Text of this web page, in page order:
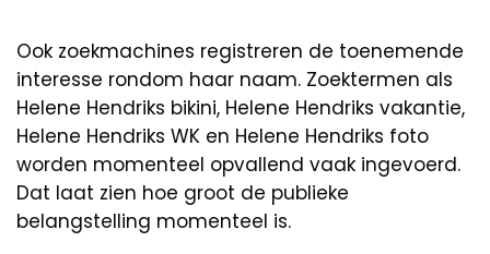
Ook zoekmachines registreren de toenemende
interesse rondom haar naam. Zoektermen als
Helene Hendriks bikini, Helene Hendriks vakantie,
Helene Hendriks WK en Helene Hendriks foto
worden momenteel opvallend vaak ingevoerd.
Dat laat zien hoe groot de publieke
belangstelling momenteel is.